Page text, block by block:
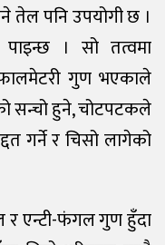
तेल पनि उपयोगी छ ।
। सो तत्वमा
गुण भएकाले
सन्चो हुने, चोटपटकले
गर्ने र चिसो लागेको
र एन्टी-फंगल गुण हुँदा